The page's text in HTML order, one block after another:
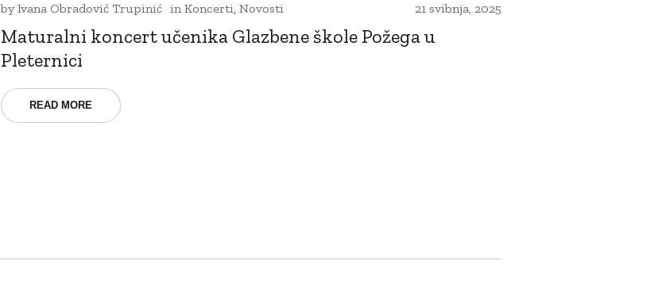
21 svibnja, 2025
byIvana Obradović Trupinić inKoncerti,Novosti
Maturalni koncert učenika Glazbene škole Požega u
Pleternici
READ MORE